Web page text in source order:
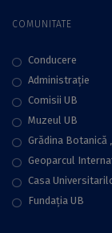
COMUNITATE
Conducere
Administraţie
Comisii UB
Muzeul UB
Grădina Botanică
Geoparcul
Casa
Fundaţia UB